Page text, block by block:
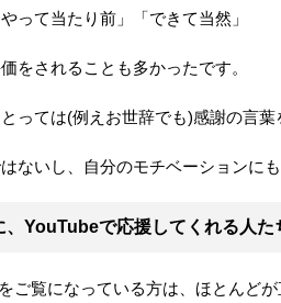
やって当たり前」「できて当然」
をされることも多かったです。
っては(例えお世辞でも)感謝の言葉
ないし、自分のモチベーションにも
、YouTubeで応援してくれる人た
ご覧になっている方は、ほとんど